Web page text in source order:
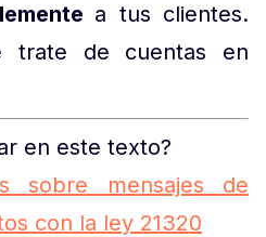
a tus clientes.
trate de cuentas en
en este texto?
sobre mensajes de
con la ley 21320